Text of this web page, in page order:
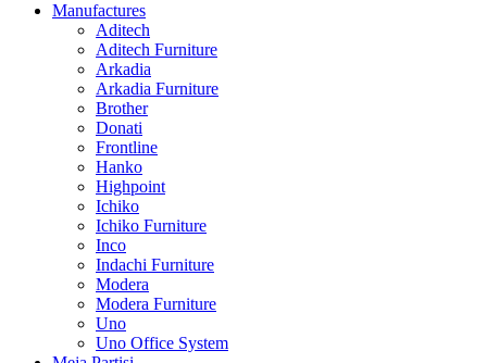
Manufactures
Aditech
Aditech Furniture
Arkadia
Arkadia Furniture
Brother
Donati
Frontline
Hanko
Highpoint
Ichiko
Ichiko Furniture
Inco
Indachi Furniture
Modera
Modera Furniture
Uno
Uno Office System